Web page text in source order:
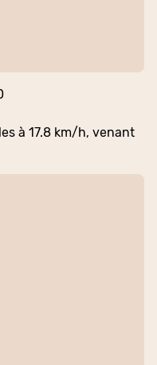
à 17.8 km/h, venant